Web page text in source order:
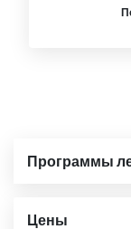
Программы
Цены